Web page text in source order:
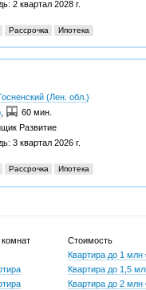
2 квартал 2028 г.
Рассрочка Ипотека
(Лен. обл.)
60 мин.
Развитие
3 квартал 2026 г.
Рассрочка Ипотека
Стоимость
Квартира до 1 млн
Квартира до 1,5
Квартира до 2 млн